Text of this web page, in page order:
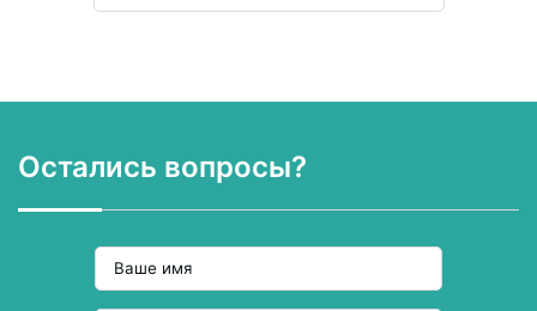
Остались вопросы?